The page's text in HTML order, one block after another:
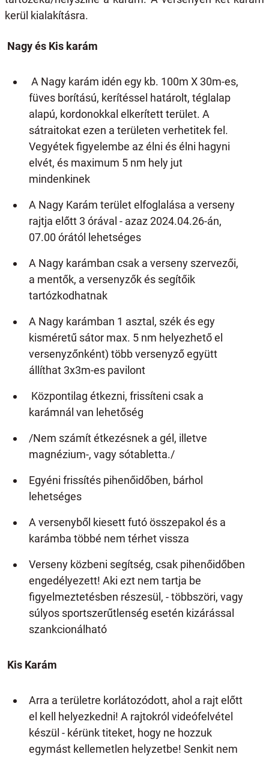
kerül kialakításra.
Nagy és Kis karám
A Nagy karám idén egy kb. 100m X 30m-es,
füves borítású, kerítéssel határolt, téglalap
alapú, kordonokkal elkerített terület. A
sátraitokat ezen a területen verhetitek fel.
Vegyétek figyelembe az élni és élni hagyni
elvét, és maximum 5 nm hely jut
mindenkinek
A Nagy Karám terület elfoglalása a verseny
rajtja előtt 3 órával - azaz 2024.04.26-án,
07.00 órától lehetséges
A Nagy karámban csak a verseny szervezői,
a mentők, a versenyzők és segítőik
tartózkodhatnak
A Nagy karámban 1 asztal, szék és egy
kisméretű sátor max. 5 nm helyezhető el
versenyzőnként) több versenyző együtt
állíthat 3x3m-es pavilont
Központilag étkezni, frissíteni csak a
karámnál van lehetőség
/Nem számít étkezésnek a gél, illetve
magnézium-, vagy sótabletta./
Egyéni frissítés pihenőidőben, bárhol
lehetséges
A versenyből kiesett futó összepakol és a
karámba többé nem térhet vissza
Verseny közbeni segítség, csak pihenőidőben
engedélyezett! Aki ezt nem tartja be
figyelmeztetésben részesül, - többszöri, vagy
súlyos sportszerűtlenség esetén kizárással
szankcionálható
Kis Karám
Arra a területre korlátozódott, ahol a rajt előtt
el kell helyezkedni! A rajtokról videófelvétel
készül - kérünk titeket, hogy ne hozzuk
egymást kellemetlen helyzetbe! Senkit nem